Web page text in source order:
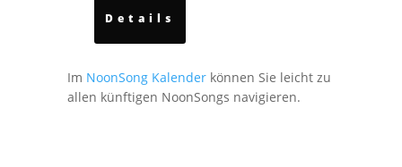
Details
Im NoonSong Kalenderkönnen Sie leicht zu
allen künftigen NoonSongs navigieren.